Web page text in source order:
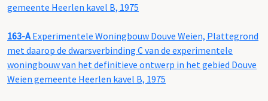
gemeente Heerlen kavel B, 1975
163-AExperimentele Woningbouw Douve Weien, Plattegrond
met daarop de dwarsverbinding C van de experimentele
woningbouw van het definitieve ontwerp in het gebied Douve
Weien gemeente Heerlen kavel B, 1975